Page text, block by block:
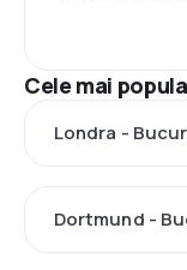
Cele mai
Londra -
Dortmund -